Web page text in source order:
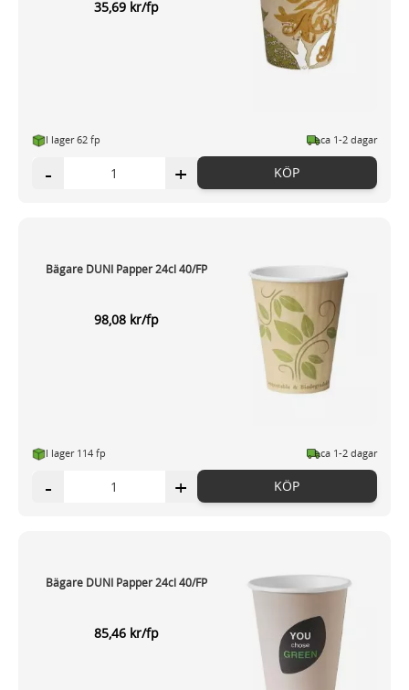
35,69 kr/fp
I lager 62 fp ca 1-2 dagar
- + KÖP
Bägare DUNI Papper 24cl 40/FP
98,08 kr/fp
I lager 114 fp ca 1-2 dagar
- + KÖP
Bägare DUNI Papper 24cl 40/FP
85,46 kr/fp